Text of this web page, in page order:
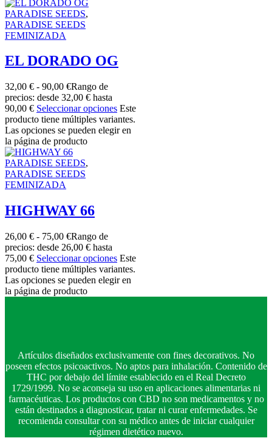
PARADISE SEEDS,
PARADISE SEEDS
FEMINIZADA
EL DORADO OG
32,00 € - 90,00 €Rango de
precios: desde 32,00 € hasta
90,00 € Seleccionar opciones Este
producto tiene múltiples variantes.
Las opciones se pueden elegir en
la página de producto
PARADISE SEEDS,
PARADISE SEEDS
FEMINIZADA
HIGHWAY 66
26,00 € - 75,00 €Rango de
precios: desde 26,00 € hasta
75,00 € Seleccionar opciones Este
producto tiene múltiples variantes.
Las opciones se pueden elegir en
la página de producto
Artículos diseñados exclusivamente con fines decorativos. No
poseen efectos psicoactivos. No aptos para inhalación. Contenido de
THC por debajo del límite establecido en el Real Decreto
1729/1999. No se aconseja su uso en aplicaciones alimentarias ni
farmacéuticas. Los productos con CBD no son medicamentos y no
están destinados a diagnosticar, tratar ni curar enfermedades. Se
recomienda consultar con su médico antes de iniciar cualquier
régimen dietético nuevo.